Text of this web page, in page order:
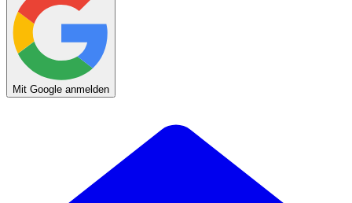
Mit Google anmelden